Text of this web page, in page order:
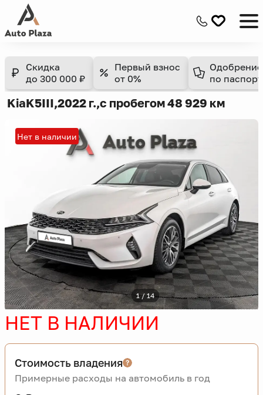
Скидка
до 300 000 ₽
Первый взнос
от 0%
Одобрение
по
KiaK5III,2022 г.,с пробегом 48 929 км
Нет в наличии
1 / 14
НЕТ В НАЛИЧИИ
Стоимость владения
Примерные расходы на автомобиль в год